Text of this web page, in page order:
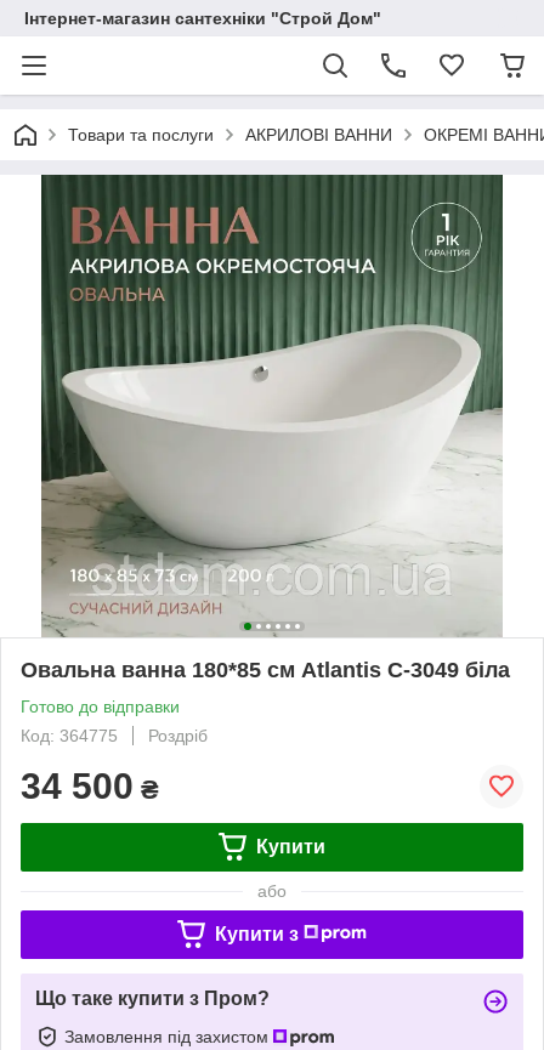
Інтернет-магазин сантехніки "Строй Дом"
Товари та послуги АКРИЛОВІ ВАННИ ОКРЕМІ
Овальна ванна 180*85 см Atlantis C-3049 біла
Готово до відправки
Код: 364775
Роздріб
34 500 ₴
Купити
або
Купити з
Що таке купити з Пром?
Замовлення під захистом